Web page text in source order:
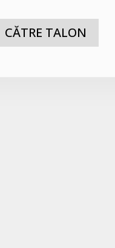
CĂTRE TALON